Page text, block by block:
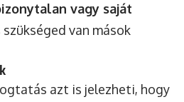
vagy saját
szükséged van mások
azt is jelezheti, hogy